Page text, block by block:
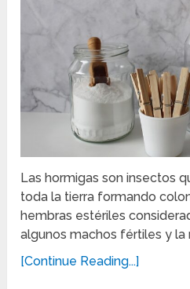
Las hormigas son insectos
toda la tierra formando
hembras estériles
algunos machos fértiles y la
[Continue Reading...]